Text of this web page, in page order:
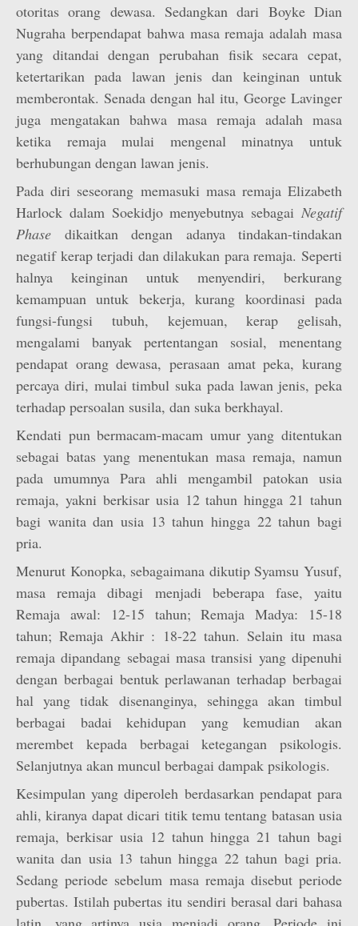
otoritas orang dewasa. Sedangkan dari Boyke Dian
Nugraha berpendapat bahwa masa remaja adalah masa
yang ditandai dengan perubahan fisik secara cepat,
ketertarikan pada lawan jenis dan keinginan untuk
memberontak. Senada dengan hal itu, George Lavinger
juga mengatakan bahwa masa remaja adalah masa
ketika remaja mulai mengenal minatnya untuk
berhubungan dengan lawan jenis.
Pada diri seseorang memasuki masa remaja Elizabeth
Harlock dalam Soekidjo menyebutnya sebagai Negatif
Phase dikaitkan dengan adanya tindakan-tindakan
negatif kerap terjadi dan dilakukan para remaja. Seperti
halnya keinginan untuk menyendiri, berkurang
kemampuan untuk bekerja, kurang koordinasi pada
fungsi-fungsi tubuh, kejemuan, kerap gelisah,
mengalami banyak pertentangan sosial, menentang
pendapat orang dewasa, perasaan amat peka, kurang
percaya diri, mulai timbul suka pada lawan jenis, peka
terhadap persoalan susila, dan suka berkhayal.
Kendati pun bermacam-macam umur yang ditentukan
sebagai batas yang menentukan masa remaja, namun
pada umumnya Para ahli mengambil patokan usia
remaja, yakni berkisar usia 12 tahun hingga 21 tahun
bagi wanita dan usia 13 tahun hingga 22 tahun bagi
pria.
Menurut Konopka, sebagaimana dikutip Syamsu Yusuf,
masa remaja dibagi menjadi beberapa fase, yaitu
Remaja awal: 12-15 tahun; Remaja Madya: 15-18
tahun; Remaja Akhir : 18-22 tahun. Selain itu masa
remaja dipandang sebagai masa transisi yang dipenuhi
dengan berbagai bentuk perlawanan terhadap berbagai
hal yang tidak disenanginya, sehingga akan timbul
berbagai badai kehidupan yang kemudian akan
merembet kepada berbagai ketegangan psikologis.
Selanjutnya akan muncul berbagai dampak psikologis.
Kesimpulan yang diperoleh berdasarkan pendapat para
ahli, kiranya dapat dicari titik temu tentang batasan usia
remaja, berkisar usia 12 tahun hingga 21 tahun bagi
wanita dan usia 13 tahun hingga 22 tahun bagi pria.
Sedang periode sebelum masa remaja disebut periode
pubertas. Istilah pubertas itu sendiri berasal dari bahasa